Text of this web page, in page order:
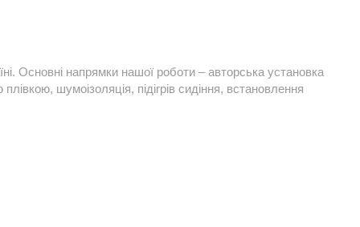
Основні напрямки нашої роботи – авторська установка
шумоізоляція, підігрів сидіння, встановлення